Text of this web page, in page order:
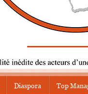
Diaspora Top